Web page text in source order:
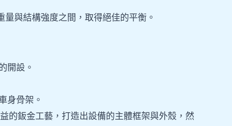
與結構強度之間，取得絕佳的平衡。
開設。
身骨架。
的鈑金工藝，打造出設備的主體框架與外殼，然